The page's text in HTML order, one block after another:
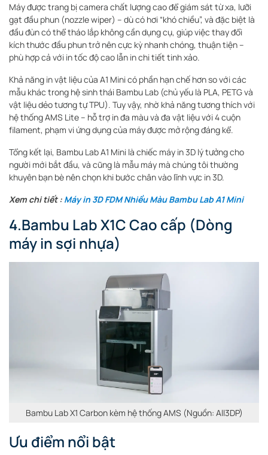
Máy được trang bị camera chất lượng cao để giám sát từ xa, lưỡi
gạt đầu phun (nozzle wiper) – dù có hơi “khó chiều”, và đặc biệt là
đầu đùn có thể tháo lắp không cần dụng cụ, giúp việc thay đổi
kích thước đầu phun trở nên cực kỳ nhanh chóng, thuận tiện –
phù hợp cả với in tốc độ cao lẫn in chi tiết tinh xảo.
Khả năng in vật liệu của A1 Mini có phần hạn chế hơn so với các
mẫu khác trong hệ sinh thái Bambu Lab (chủ yếu là PLA, PETG và
vật liệu dẻo tương tự TPU). Tuy vậy, nhờ khả năng tương thích với
hệ thống AMS Lite – hỗ trợ in đa màu và đa vật liệu với 4 cuộn
filament, phạm vi ứng dụng của máy được mở rộng đáng kể.
Tổng kết lại, Bambu Lab A1 Mini là chiếc máy in 3D lý tưởng cho
người mới bắt đầu, và cũng là mẫu máy mà chúng tôi thường
khuyên bạn bè nên chọn khi bước chân vào lĩnh vực in 3D.
Xem chi tiết : Máy in 3D FDM Nhiều Màu Bambu Lab A1 Mini
4.Bambu Lab X1C Cao cấp (Dòng
máy in sợi nhựa)
Bambu Lab X1 Carbon kèm hệ thống AMS (Nguồn: All3DP)
Ưu điểm nổi bật